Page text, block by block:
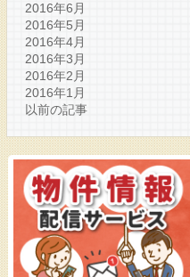
2016年6月
2016年5月
2016年4月
2016年3月
2016年2月
2016年1月
以前の記事